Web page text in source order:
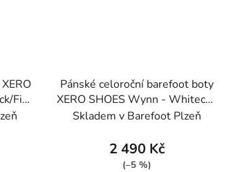
Fig,
Pánské celoroční barefoot boty
XERO SHOES Wynn - Whitecap
Gray/Navy, světle šedá/tmavě
Skladem v Barefoot Plzeň
2 490 Kč
(–5 %)